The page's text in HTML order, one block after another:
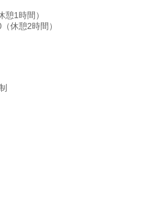
1時間）
休憩2時間）